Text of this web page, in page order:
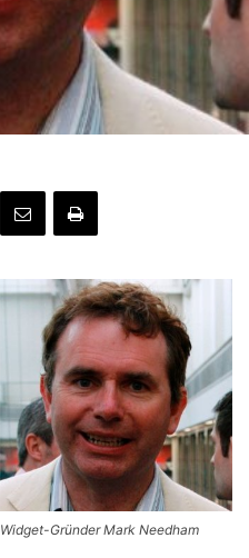
Widget-Gründer Mark Needham